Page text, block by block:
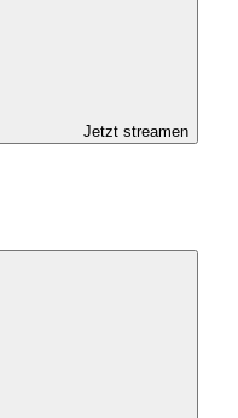
Jetzt streamen